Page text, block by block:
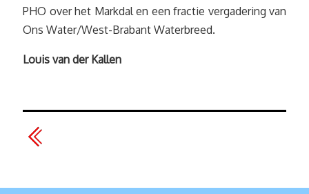
PHO over het Markdal en een fractie vergadering van
Ons Water/West-Brabant Waterbreed.
Louis van der Kallen